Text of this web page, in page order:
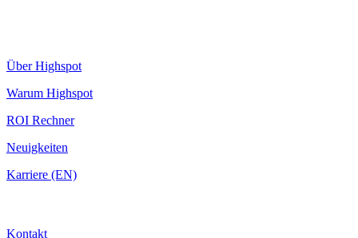
Über Highspot
Warum Highspot
ROI Rechner
Neuigkeiten
Karriere (EN)
Kontakt